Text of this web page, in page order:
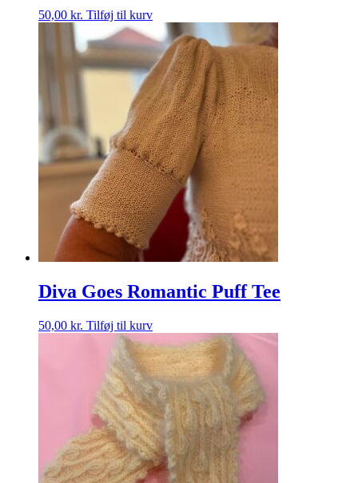
50,00 kr. Tilføj til kurv
Diva Goes Romantic Puff Tee
50,00 kr. Tilføj til kurv